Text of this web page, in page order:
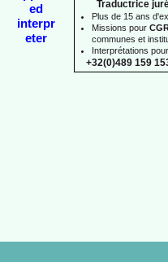
Traductrice
Plus de 15 ans
Missions pour
communes et
Interprétations
+32(0)489 159